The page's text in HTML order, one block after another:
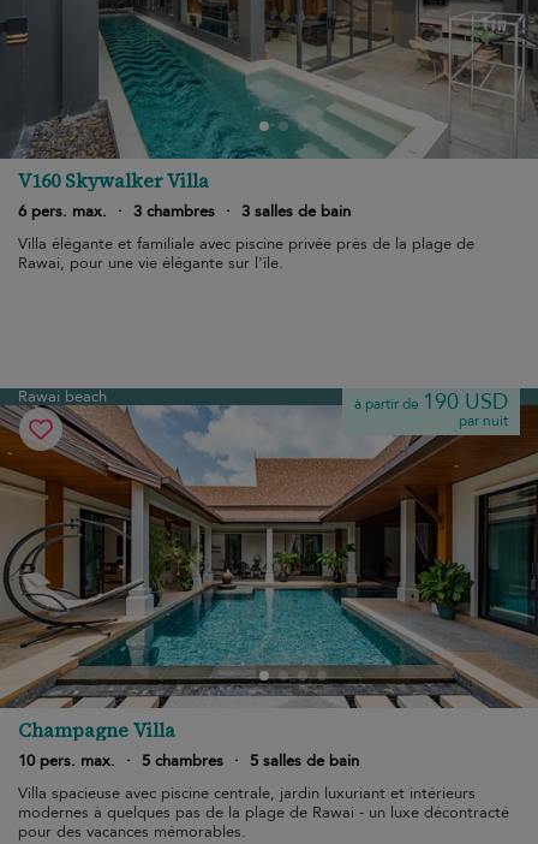
V160 Skywalker Villa
6 pers. max. · 3 chambres · 3 salles de bain
Villa élégante et familiale avec piscine privée près de la plage de
Rawai, pour une vie élégante sur l'île.
Rawai beach à partir de 190 USD
par nuit
Champagne Villa
10 pers. max. · 5 chambres ·
5 salles de bain
Villa spacieuse avec piscine centrale, jardin luxuriant et intérieurs
modernes à quelques pas de la plage de Rawai - un luxe décontracté
pour des vacances mémorables.